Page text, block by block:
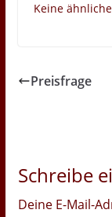
Keine
Preisfrage
Schreibe
Deine E-Mail-